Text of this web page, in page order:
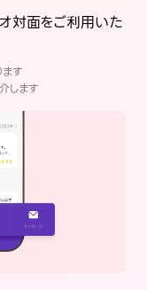
オ対面をご利用いた
す
します